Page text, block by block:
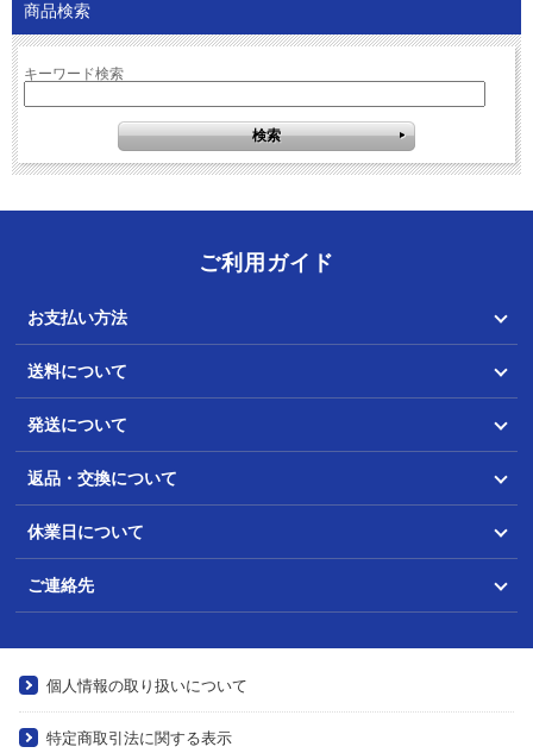
商品検索
キーワード検索
ご利用ガイド
お支払い方法
送料について
発送について
返品・交換について
休業日について
ご連絡先
個人情報の取り扱いについて
特定商取引法に関する表示